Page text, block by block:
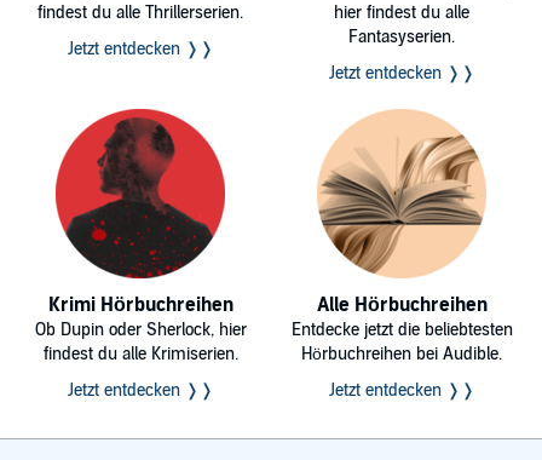
findest du alle Thrillerserien.
Jetzt entdecken ❭❭
hier findest du alle
Fantasyserien.
Jetzt entdecken ❭❭
Krimi Hörbuchreihen
Ob Dupin oder Sherlock, hier
findest du alle Krimiserien.
Jetzt entdecken ❭❭
Alle Hörbuchreihen
Entdecke jetzt die beliebtesten
Hörbuchreihen bei Audible.
Jetzt entdecken ❭❭